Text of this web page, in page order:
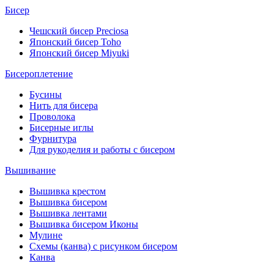
Бисер
Чешский бисер Preciosa
Японский бисер Toho
Японский бисер Miyuki
Бисероплетение
Бусины
Нить для бисера
Проволока
Бисерные иглы
Фурнитура
Для рукоделия и работы с бисером
Вышивание
Вышивка крестом
Вышивка бисером
Вышивка лентами
Вышивка бисером Иконы
Мулине
Схемы (канва) с рисунком бисером
Канва